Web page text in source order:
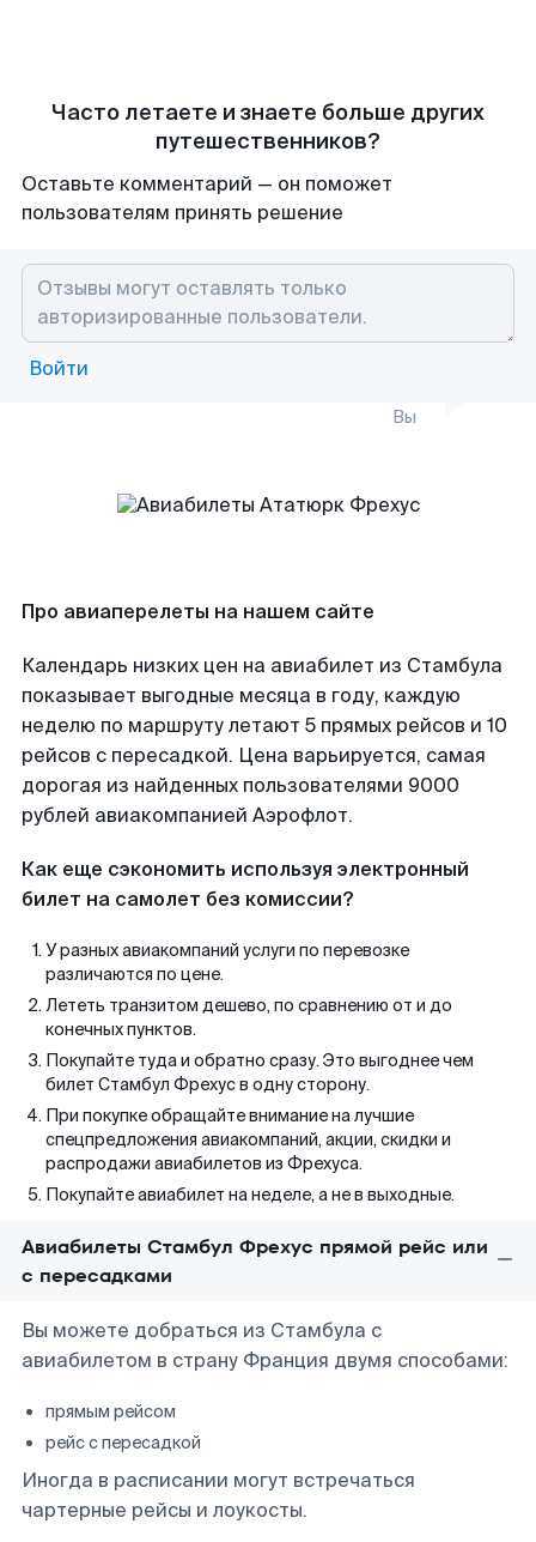
Часто летаете и знаете больше других
путешественников?
Оставьте комментарий — он поможет
пользователям принять решение
Войти
Вы
Про авиаперелеты на нашем сайте
Календарь низких цен на авиабилет из Стамбула
показывает выгодные месяца в году, каждую
неделю по маршруту летают 5 прямых рейсов и 10
рейсов с пересадкой. Цена варьируется, самая
дорогая из найденных пользователями 9000
рублей авиакомпанией Аэрофлот.
Как еще сэкономить используя электронный
билет на самолет без комиссии?
У разных авиакомпаний услуги по перевозке
различаются по цене.
Лететь транзитом дешево, по сравнению от и до
конечных пунктов.
Покупайте туда и обратно сразу. Это выгоднее чем
билет Стамбул Фрехус в одну сторону.
При покупке обращайте внимание на лучшие
спецпредложения авиакомпаний, акции, скидки и
распродажи авиабилетов из Фрехуса.
Покупайте авиабилет на неделе, а не в выходные.
Авиабилеты Стамбул Фрехус прямой рейс или
с пересадками
Вы можете добраться из Стамбула с
авиабилетом в страну Франция двумя способами:
прямым рейсом
рейс с пересадкой
Иногда в расписании могут встречаться
чартерные рейсы и лоукосты.